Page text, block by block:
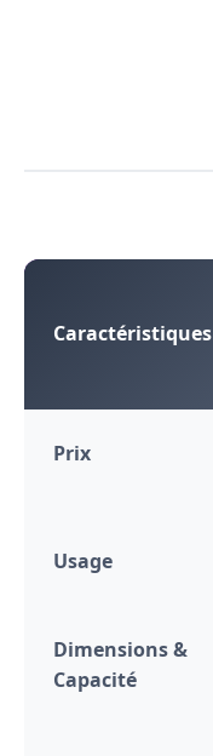
Caractéristiques
Prix
Usage
Dimensions &
Capacité